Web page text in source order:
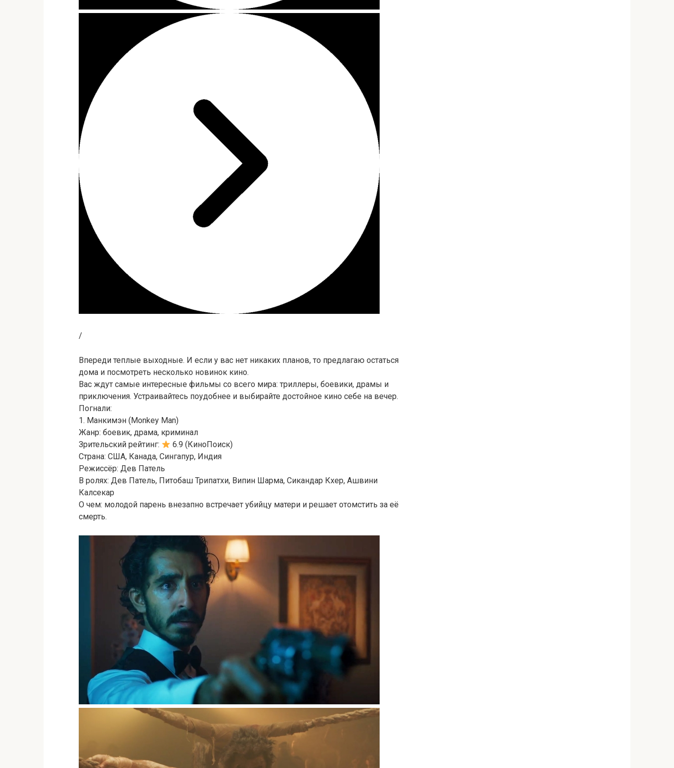
/
Впереди теплые выходные. И если у вас нет никаких планов, то предлагаю остаться
дома и посмотреть несколько новинок кино.
Вас ждут самые интересные фильмы со всего мира: триллеры, боевики, драмы и
приключения. Устраивайтесь поудобнее и выбирайте достойное кино себе на вечер.
Погнали:
1. Манкимэн (Monkey Man)
Жанр: боевик, драма, криминал
Зрительский рейтинг:
6.9 (КиноПоиск)
Страна: США, Канада, Сингапур, Индия
Режиссёр: Дев Патель
В ролях: Дев Патель, Питобаш Трипатхи, Випин Шарма, Сикандар Кхер, Ашвини
Калсекар
О чем: молодой парень внезапно встречает убийцу матери и решает отомстить за её
смерть.